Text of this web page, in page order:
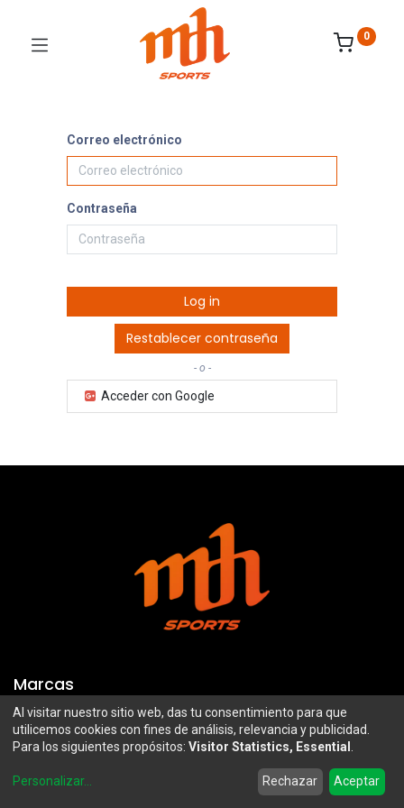
Wishlist Account
0
Correo electrónico
Contraseña
Log in
Restablecer contraseña
- o -
Acceder con Google
Marcas
Troy Lee Designs
100%
Airoh
Mazawi
SIDI
Al visitar nuestro sitio web, das tu consentimiento para que
utilicemos cookies con fines de análisis, relevancia y publicidad.
Para los siguientes propósitos: Visitor Statistics, Essential
Personalizar... Rechazar Aceptar